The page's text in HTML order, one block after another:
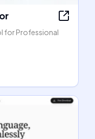
for Professional